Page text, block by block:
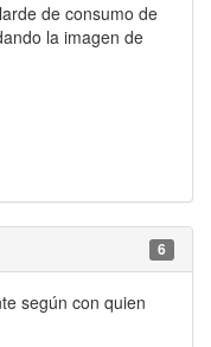
de consumo de
la imagen de
6
según con quien